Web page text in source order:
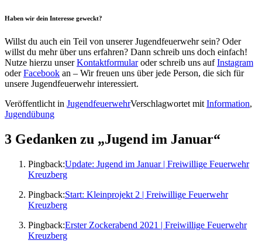
Haben wir dein Interesse geweckt?
Willst du auch ein Teil von unserer Jugendfeuerwehr sein? Oder
willst du mehr über uns erfahren? Dann schreib uns doch einfach!
Nutze hierzu unserKontaktformularoder schreib uns aufInstagram
oderFacebook an – Wir freuen uns über jede Person, die sich für
unsere Jugendfeuerwehr interessiert.
Veröffentlicht in JugendfeuerwehrVerschlagwortet mit Information,
Jugendübung
3 Gedanken zu „Jugend im Januar“
Pingback:Update: Jugend im Januar | Freiwillige Feuerwehr
Kreuzberg
Pingback:Start: Kleinprojekt 2 | Freiwillige Feuerwehr
Kreuzberg
Pingback:Erster Zockerabend 2021 | Freiwillige Feuerwehr
Kreuzberg